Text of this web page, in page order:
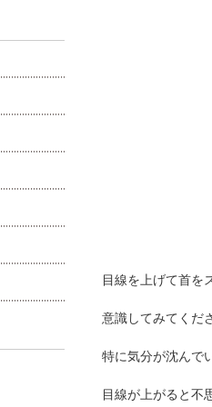
目線を上げて首を
意識してみてくだ
特に気分が沈んで
目線が上がると不